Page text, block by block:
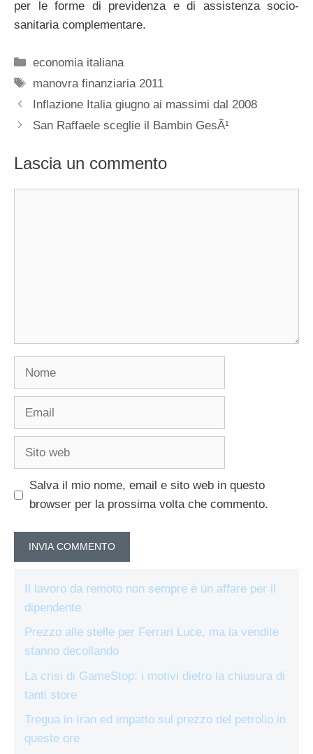
per le forme di previdenza e di assistenza socio-
sanitaria complementare.
Categorie
economia italiana
Tag
manovra finanziaria 2011
Inflazione Italia giugno ai massimi dal 2008
San Raffaele sceglie il Bambin GesÃ¹
Lascia un commento
Nome
Email
Sito
Salva il mio nome, email e sito web in questo
browser per la prossima volta che commento.
Il lavoro da remoto non sempre è un affare per il
dipendente
Prezzo alle stelle per Ferrari Luce, ma la vendite
stanno decollando
La crisi di GameStop: i motivi dietro la chiusura di
tanti store
Tregua in Iran ed impatto sul prezzo del petrolio in
queste ore